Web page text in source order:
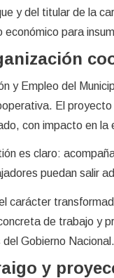
y del titular de la
para
y Empleo del
El
con impacto en la
es claro:
puedan salir
carácter
de trabajo y
Gobierno Nacional.
y